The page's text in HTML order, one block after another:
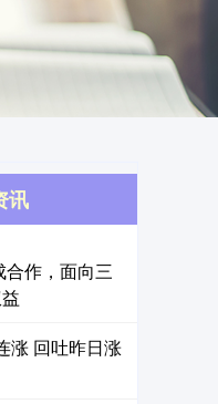
讯
作，面向三
涨 回吐昨日涨